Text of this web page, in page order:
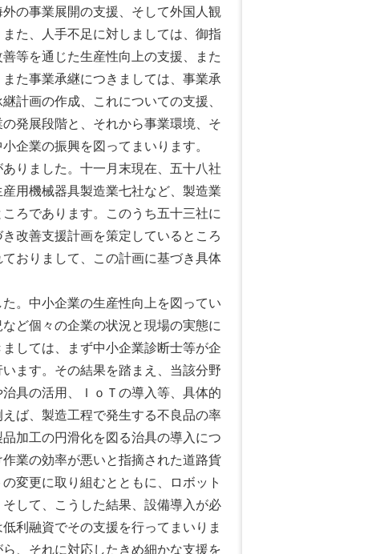
の事業展開の支援、そして外国人観
た、人手不足に対しましては、御指
等を通じた生産性向上の支援、また
た事業承継につきましては、事業承
計画の作成、これについての支援、
発展段階と、それから事業環境、そ
企業の振興を図ってまいります。
りました。十一月末現在、五十八社
用機械器具製造業七社など、製造業
ろであります。このうち五十三社に
改善支援計画を策定しているところ
おりまして、この計画に基づき具体
。中小企業の生産性向上を図ってい
ど個々の企業の状況と現場の実態に
しては、まず中小企業診断士等が企
ます。その結果を踏まえ、当該分野
具の活用、ＩｏＴの導入等、具体的
ば、製造工程で発生する不良品の率
加工の円滑化を図る治具の導入につ
業の効率が悪いと指摘された道路貨
変更に取り組むとともに、ロボット
して、こうした結果、設備導入が必
利融資でその支援を行ってまいりま
、それに対応したきめ細かな支援を